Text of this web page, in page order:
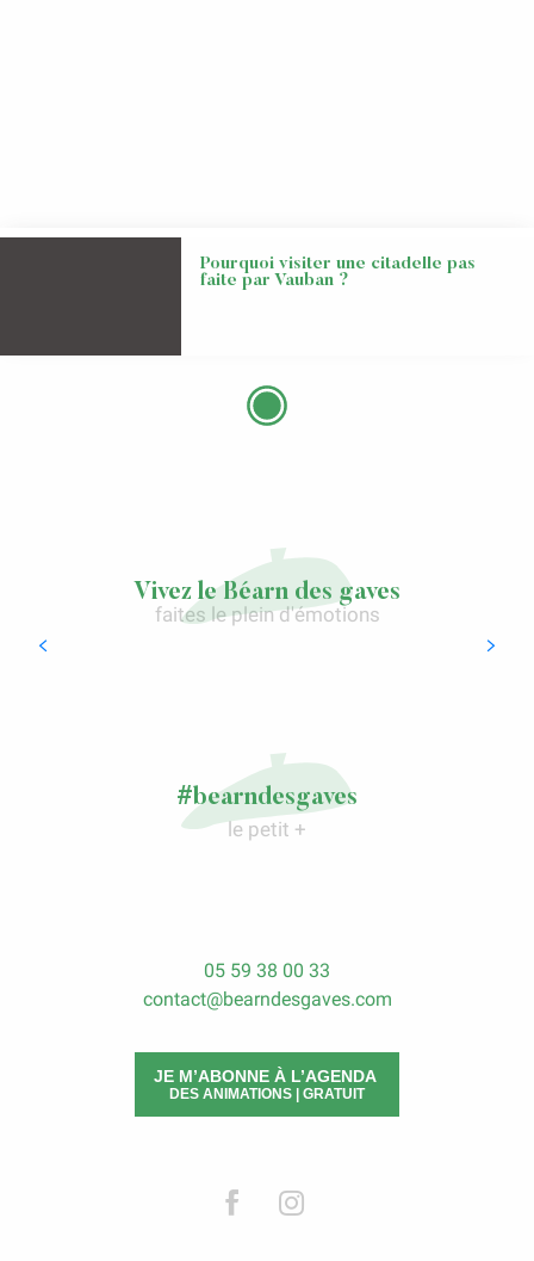
Pourquoi visiter une citadelle pas
faite par Vauban ?
Vivez le Béarn des gaves
faites le plein d'émotions
Les apprentis, une série d'expériences à
#bearndesgaves
le petit +
05 59 38 00 33
contact@bearndesgaves.com
JE M’ABONNE À L’AGENDA
DES ANIMATIONS | GRATUIT